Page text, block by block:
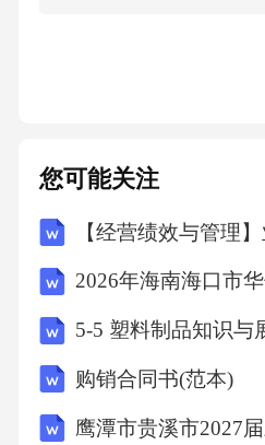
mes（玩游戏）
（必默写）
abook.（我正在读书。）
（我们课后玩游戏。）
表示正在做的事情，结构
在时：描述日常校园活动
s。交际用语
有美术课吗？）
您可能关注
5-5 塑料制品知识与
购销合同书(范本)